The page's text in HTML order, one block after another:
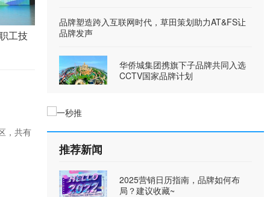
工技
，共有
品牌塑造跨入互联网时代，草田策划助力AT&FS让
品牌发声
华侨城集团携旗下子品牌共同入选
CCTV国家品牌计划
推荐新闻
2025营销日历指南，品牌如何布
局？建议收藏~